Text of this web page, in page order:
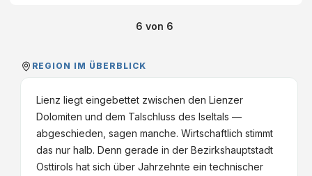
6 von 6
REGION IM ÜBERBLICK
Lienz liegt eingebettet zwischen den Lienzer
Dolomiten und dem Talschluss des Iseltals —
abgeschieden, sagen manche. Wirtschaftlich stimmt
das nur halb. Denn gerade in der Bezirkshauptstadt
Osttirols hat sich über Jahrzehnte ein technischer